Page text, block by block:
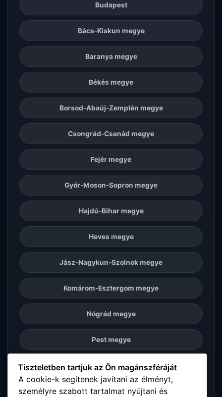
Budapest
Bács-Kiskun megye
Baranya megye
Békés megye
Borsod-Abaúj-Zemplén megye
Csongrád-Csanád megye
Fejér megye
Győr-Moson-Sopron megye
Hajdú-Bihar megye
Heves megye
Jász-Nagykun-Szolnok megye
Komárom-Esztergom megye
Nógrád megye
Pest megye
Somogy megye
Szabolcs-Szatmár-Bereg megye
Tiszteletben tartjuk az Ön magánszféráját
A cookie-k segítenek javítani az élményt,
személyre szabott tartalmat nyújtani és